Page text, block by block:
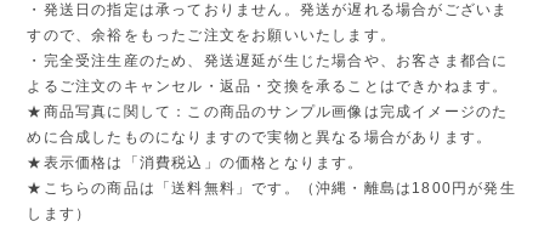
・発送日の指定は承っておりません。発送が遅れる場合がございま
すので、余裕をもったご注文をお願いいたします。
・完全受注生産のため、発送遅延が生じた場合や、お客さま都合に
よるご注文のキャンセル・返品・交換を承ることはできかねます。
★商品写真に関して：この商品のサンプル画像は完成イメージのた
めに合成したものになりますので実物と異なる場合があります。
★表示価格は「消費税込」の価格となります。
★こちらの商品は「送料無料」です。（沖縄・離島は1800円が発生
します）